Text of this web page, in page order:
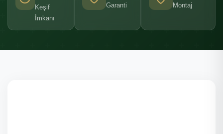
Keşif
İmkanı
Garanti Montaj